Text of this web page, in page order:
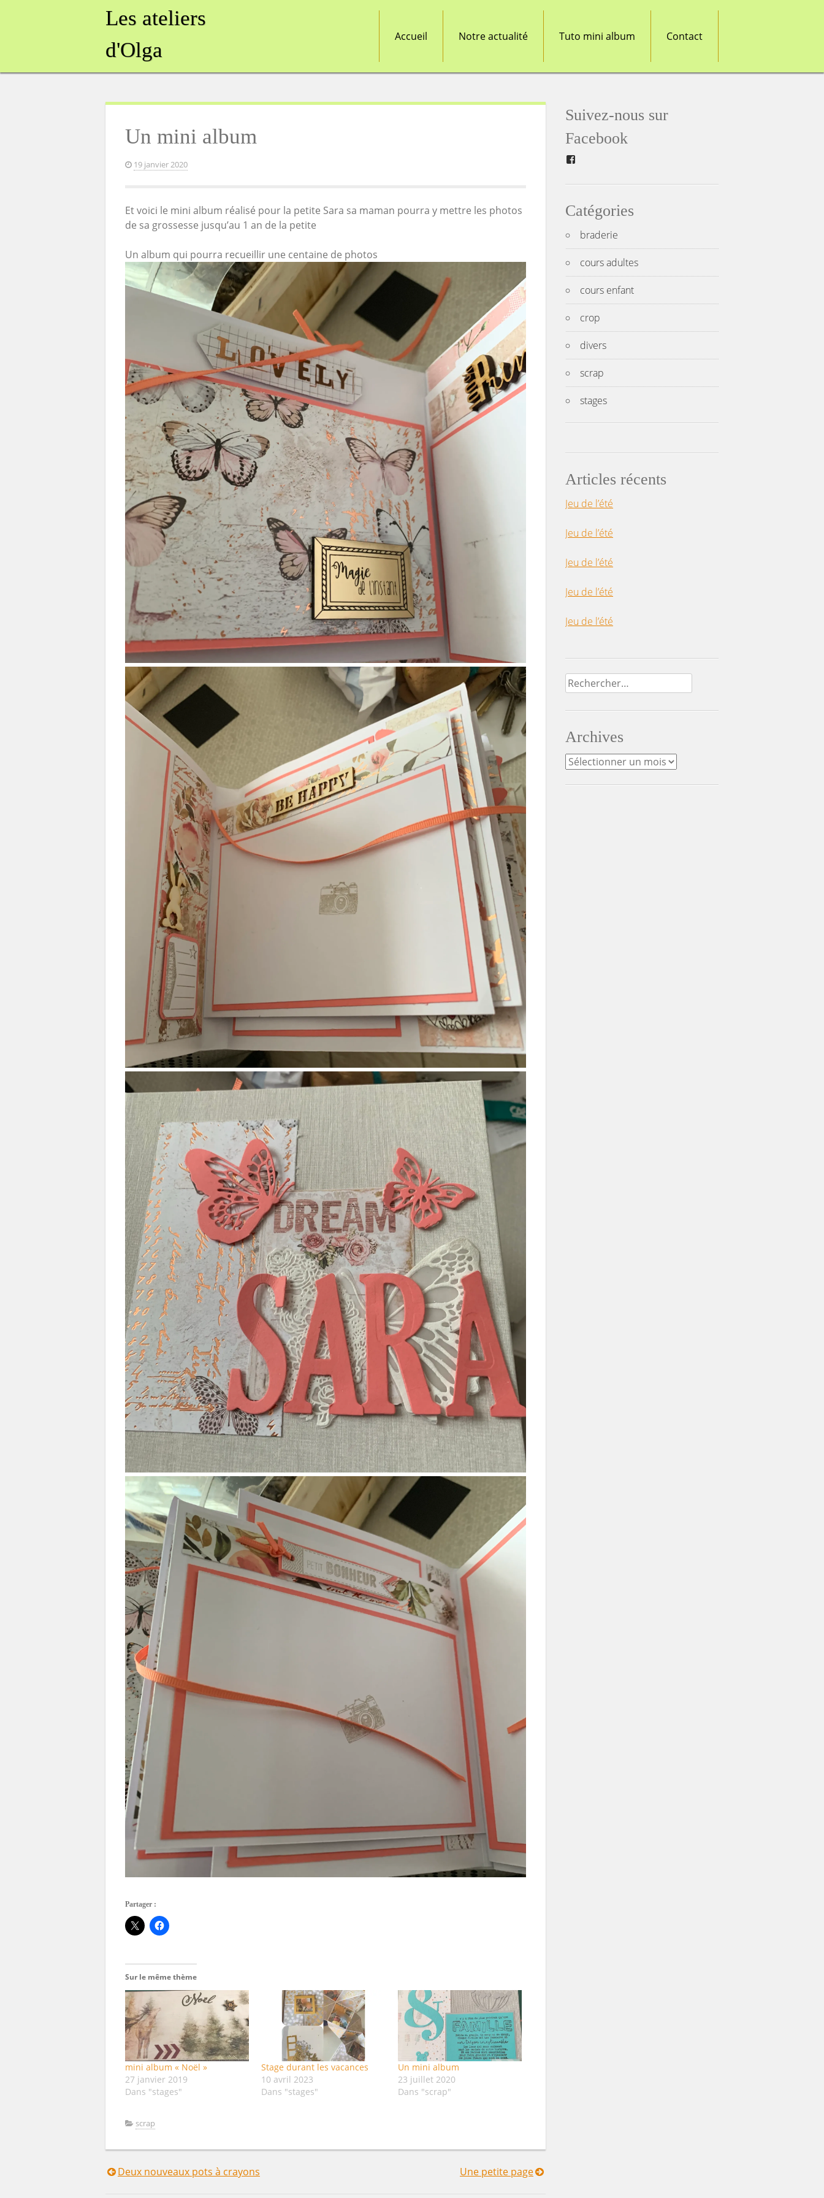
Les ateliers
d'Olga
Accueil Notre actualité Tuto mini album Contact
Un mini album
19 janvier 2020
Et voici le mini album réalisé pour la petite Sara sa maman pourra y mettre les photos
de sa grossesse jusqu’au 1 an de la petite
Un album qui pourra recueillir une centaine de photos
Partager :
Sur le même thème
mini album « Noël »
27 janvier 2019
Dans "stages"
Stage durant les vacances
10 avril 2023
Dans "stages"
Un mini album
23 juillet 2020
Dans "scrap"
scrap
Navigation
Deux nouveaux pots à crayons Une petite page
Suivez-nous sur
Facebook
Catégories
braderie
cours adultes
cours enfant
crop
divers
scrap
stages
Articles récents
Jeu de l’été
Jeu de l’été
Jeu de l’été
Jeu de l’été
Jeu de l’été
Rechercher :
Archives
Archives